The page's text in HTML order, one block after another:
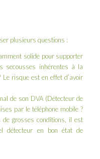
plusieurs questions :
solide pour supporter
secousses inhérentes à la
risque est en effet d’avoir
de son DVA (Détecteur de
par le téléphone mobile ?
grosses conditions, il est
détecteur en bon état de